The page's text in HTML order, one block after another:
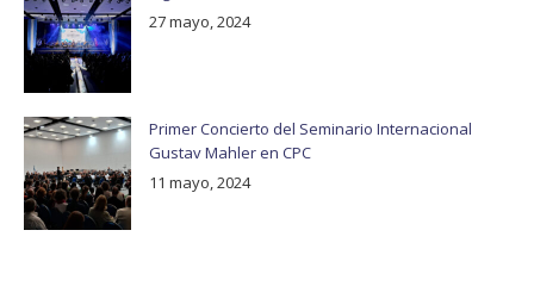
27 mayo, 2024
Primer Concierto del Seminario Internacional
Gustav Mahler en CPC
11 mayo, 2024